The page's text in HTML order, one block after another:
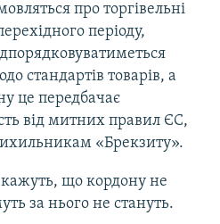
про торгівельні
періоду,
стандартів товарів, а
це передбачає
від митних правил ЄС,
«Брекзиту».
кажуть, що кордону не
за нього не стануть.